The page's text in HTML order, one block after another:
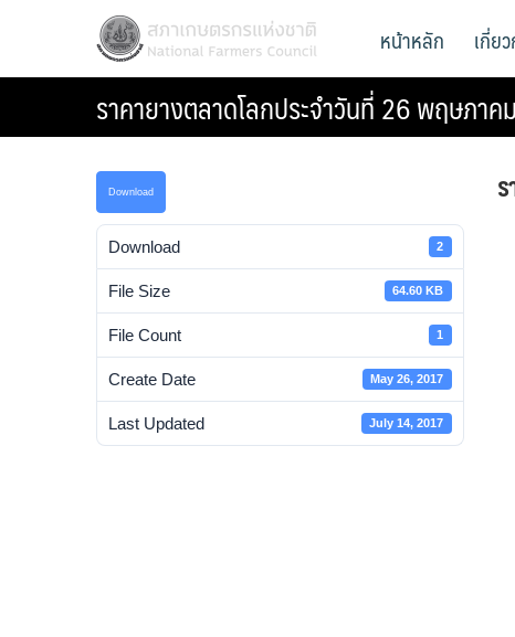
สภาเกษตรกรแห่งชาติ
National Farmers Council หน้าหลัก เกี่ย
ราคายางตลาดโลกประจําวันที่ 26 พฤษภา
Download
Download 2
File Size 64.60 KB
File Count 1
Create Date May 26, 2017
Last Updated July 14, 2017